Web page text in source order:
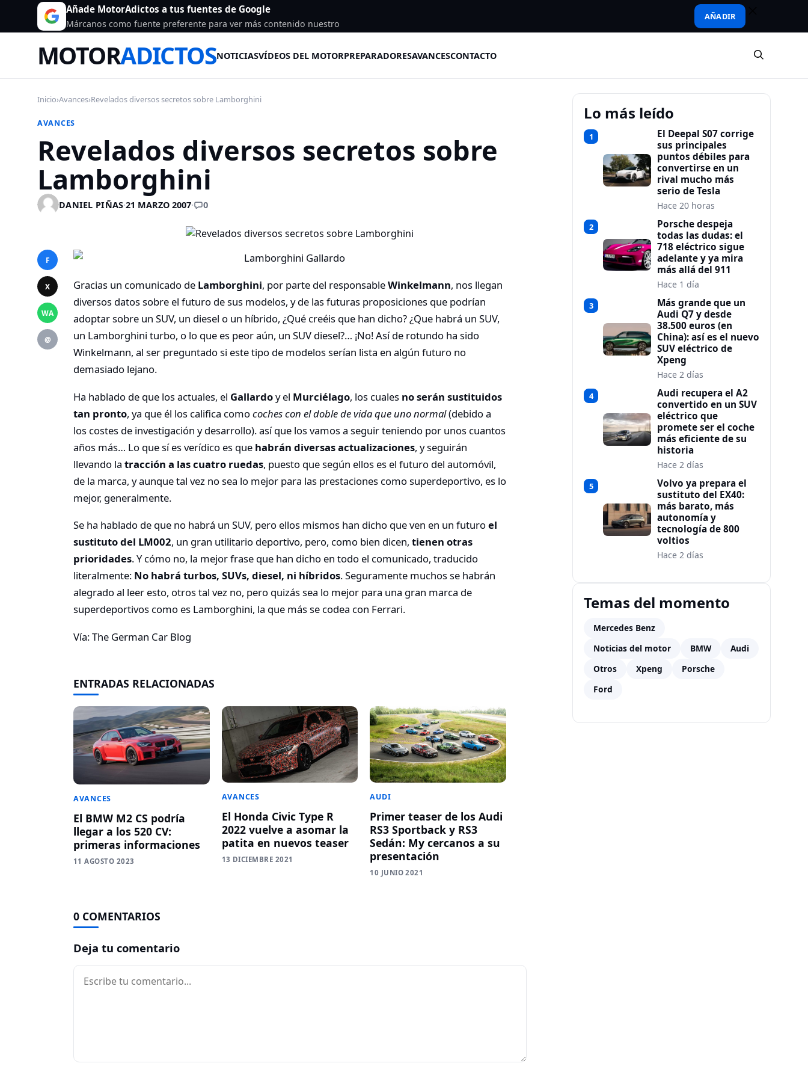
Añade MotorAdictos a tus fuentes de Google
Márcanos como fuente preferente para ver más contenido nuestro
AÑADIR
MOTORADICTOSNOTICIASVÍDEOS DEL MOTORPREPARADORESAVANCESCONTACTO
Inicio›Avances›Revelados diversos secretos sobre Lamborghini
AVANCES
Revelados diversos secretos sobre
Lamborghini
DANIEL PIÑAS·21 MARZO 2007· 0
F
X
WA
@
Gracias un comunicado de Lamborghini, por parte del responsableWinkelmann, nos llegan
diversos datos sobre el futuro de sus modelos, y de las futuras proposiciones que podrían
adoptar sobre un SUV, un diesel o un híbrido, ¿Qué creéis que han dicho? ¿Que habrá un SUV,
un Lamborghini turbo, o lo que es peor aún, un SUV diesel?… ¡No! Así de rotundo ha sido
Winkelmann, al ser preguntado si este tipo de modelos serían lista en algún futuro no
demasiado lejano.
Ha hablado de que los actuales, el Gallardoy el Murciélago, los cuales no serán sustituidos
tan pronto, ya que él los califica comocoches con el doble de vida que uno normal(debido a
los costes de investigación y desarrollo). así que los vamos a seguir teniendo por unos cuantos
años más… Lo que sí es verídico es que habrán diversas actualizaciones, y seguirán
llevando la tracción a las cuatro ruedas, puesto que según ellos es el futuro del automóvil,
de la marca, y aunque tal vez no sea lo mejor para las prestaciones como superdeportivo, es lo
mejor, generalmente.
Se ha hablado de que no habrá un SUV, pero ellos mismos han dicho que ven en un futuroel
sustituto del LM002, un gran utilitario deportivo, pero, como bien dicen, tienen otras
prioridades. Y cómo no, la mejor frase que han dicho en todo el comunicado, traducido
literalmente: No habrá turbos, SUVs, diesel, ni híbridos. Seguramente muchos se habrán
alegrado al leer esto, otros tal vez no, pero quizás sea lo mejor para una gran marca de
superdeportivos como es Lamborghini, la que más se codea con Ferrari.
Vía: The German Car Blog
ENTRADAS RELACIONADAS
AVANCES
El BMW M2 CS podría
llegar a los 520 CV:
primeras informaciones
11 AGOSTO 2023
AVANCES
El Honda Civic Type R
2022 vuelve a asomar la
patita en nuevos teaser
13 DICIEMBRE 2021
AUDI
Primer teaser de los Audi
RS3 Sportback y RS3
Sedán: My cercanos a su
presentación
10 JUNIO 2021
0 COMENTARIOS
Deja tu comentario
Comentario
Lo más leído
1
El Deepal S07 corrige
sus principales
puntos débiles para
convertirse en un
rival mucho más
serio de Tesla
Hace 20 horas
2
Porsche despeja
todas las dudas: el
718 eléctrico sigue
adelante y ya mira
más allá del 911
Hace 1 día
3
Más grande que un
Audi Q7 y desde
38.500 euros (en
China): así es el nuevo
SUV eléctrico de
Xpeng
Hace 2 días
4
Audi recupera el A2
convertido en un SUV
eléctrico que
promete ser el coche
más eficiente de su
historia
Hace 2 días
5
Volvo ya prepara el
sustituto del EX40:
más barato, más
autonomía y
tecnología de 800
voltios
Hace 2 días
Temas del momento
Mercedes Benz
Noticias del motor
BMW
Audi
Otros
Xpeng
Porsche
Ford